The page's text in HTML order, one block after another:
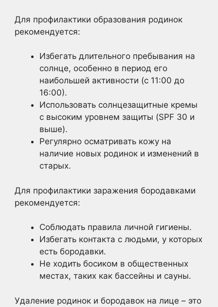
Для профилактики образования родинок
рекомендуется:
Избегать длительного пребывания на
солнце, особенно в период его
наибольшей активности (с 11:00 до
16:00).
Использовать солнцезащитные кремы
с высоким уровнем защиты (SPF 30 и
выше).
Регулярно осматривать кожу на
наличие новых родинок и изменений в
старых.
Для профилактики заражения бородавками
рекомендуется:
Соблюдать правила личной гигиены.
Избегать контакта с людьми, у которых
есть бородавки.
Не ходить босиком в общественных
местах, таких как бассейны и сауны.
Удаление родинок и бородавок на лице – это